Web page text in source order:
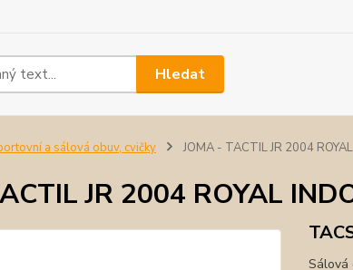
Hledat
a sálová obuv, cvičky JOMA - TACTIL JR 2004
JR 2004 ROYAL
Sálová